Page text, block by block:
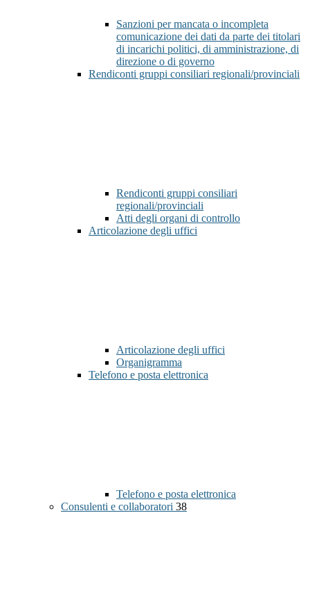
Sanzioni per mancata o incompleta
comunicazione dei dati da parte dei titolari
di incarichi politici, di amministrazione, di
direzione o di governo
Rendiconti gruppi consiliari regionali/provinciali
Rendiconti gruppi consiliari
regionali/provinciali
Atti degli organi di controllo
Articolazione degli uffici
Articolazione degli uffici
Organigramma
Telefono e posta elettronica
Telefono e posta elettronica
Consulenti e collaboratori 38